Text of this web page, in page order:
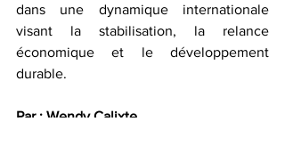
dans une dynamique internationale
visant la stabilisation, la relance
économique et le développement
durable.
Par : Wendy Calixte